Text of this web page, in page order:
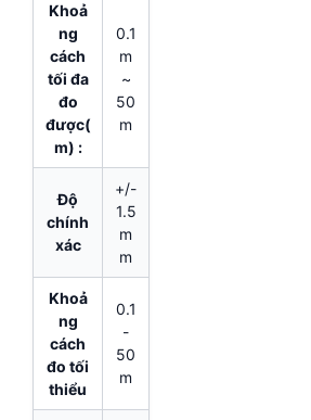
Khoả
ng
cách
tối đa
đo
được(
m) :
0.1
m
~
50
m
Độ
chính
xác
+/-
1.5
m
m
Khoả
ng
cách
đo tối
thiểu
0.1
-
50
m